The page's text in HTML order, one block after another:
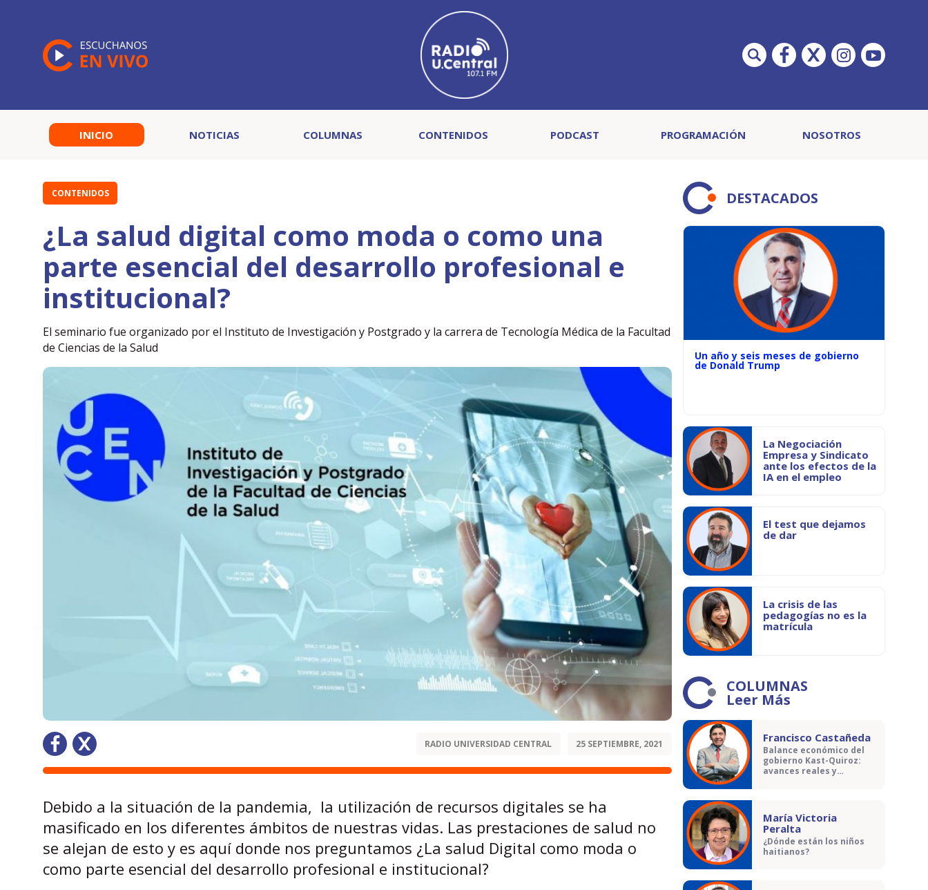
INICIO NOTICIAS COLUMNAS CONTENIDOS PODCAST PROGRAMACIÓN NOSOTROS
CONTENIDOS
¿La salud digital como moda o como una
parte esencial del desarrollo profesional e
institucional?
El seminario fue organizado por el Instituto de Investigación y Postgrado y la carrera de Tecnología Médica de la Facultad
de Ciencias de la Salud
RADIO UNIVERSIDAD CENTRAL 25 SEPTIEMBRE, 2021
Debido a la situación de la pandemia, la utilización de recursos digitales se ha
masificado en los diferentes ámbitos de nuestras vidas. Las prestaciones de salud no
se alejan de esto y es aquí donde nos preguntamos ¿La salud Digital como moda o
como parte esencial del desarrollo profesional e institucional?
DESTACADOS
Un año y seis meses de gobierno
de Donald Trump
La Negociación
Empresa y Sindicato
ante los efectos de la
IA en el empleo
El test que dejamos
de dar
La crisis de las
pedagogías no es la
matrícula
COLUMNAS
Leer Más
Francisco Castañeda
Balance económico del
gobierno Kast-Quiroz:
avances reales y
María Victoria
Peralta
¿Dónde están los niños
haitianos?